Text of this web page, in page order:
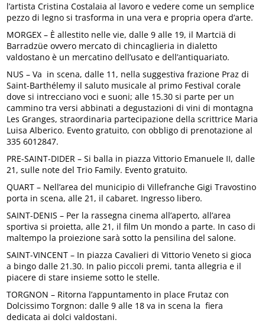
l’artista Cristina Costalaia al lavoro e vedere come un semplice
pezzo di legno si trasforma in una vera e propria opera d’arte.
MORGEX – È allestito nelle vie, dalle 9 alle 19, il Martciä di
Barradzüe ovvero mercato di chincaglieria in dialetto
valdostano è un mercatino dell’usato e dell’antiquariato.
NUS – Va in scena, dalle 11, nella suggestiva frazione Praz di
Saint-Barthélemy il saluto musicale al primo Festival corale
dove si intrecciano voci e suoni; alle 15.30 si parte per un
cammino tra versi abbinati a degustazioni di vini di montagna
Les Granges, straordinaria partecipazione della scrittrice Maria
Luisa Alberico. Evento gratuito, con obbligo di prenotazione al
335 6012847.
PRE-SAINT-DIDER – Si balla in piazza Vittorio Emanuele II, dalle
21, sulle note del Trio Family. Evento gratuito.
QUART – Nell’area del municipio di Villefranche Gigi Travostino
porta in scena, alle 21, il cabaret. Ingresso libero.
SAINT-DENIS – Per la rassegna cinema all’aperto, all’area
sportiva si proietta, alle 21, il film Un mondo a parte. In caso di
maltempo la proiezione sarà sotto la pensilina del salone.
SAINT-VINCENT – In piazza Cavalieri di Vittorio Veneto si gioca
a bingo dalle 21.30. In palio piccoli premi, tanta allegria e il
piacere di stare insieme sotto le stelle.
TORGNON – Ritorna l’appuntamento in place Frutaz con
Dolcissimo Torgnon: dalle 9 alle 18 va in scena la fiera
dedicata ai dolci valdostani.